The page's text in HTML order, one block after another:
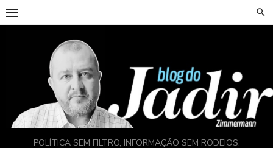
Skip
to
POLÍTICA SEM FILTRO, INFORMAÇÃO SEM RODEIOS.